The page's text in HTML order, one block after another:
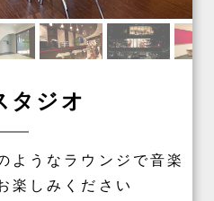
タジオ
ようなラウンジで音楽
楽しみください